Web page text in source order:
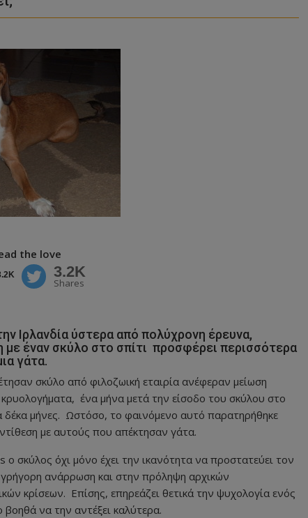
the love
3.2K
Shares
Ιρλανδία ύστερα από πολύχρονη έρευνα,
έναν σκύλο στο σπίτι προσφέρει περισσότερα
γάτα.
σκύλο από φιλοζωική εταιρία ανέφεραν μείωση
ένα μήνα μετά την είσοδο του σκύλου στο
δέκα μήνες. Ωστόσο, το φαινόμενο αυτό παρατηρήθηκε
με αυτούς που απέκτησαν γάτα.
όχι μόνο έχει την ικανότητα να προστατεύει τον
ανάρρωση και στην πρόληψη αρχικών
κρίσεων. Επίσης, επηρεάζει θετικά την ψυχολογία ενός
να την αντέξει καλύτερα.